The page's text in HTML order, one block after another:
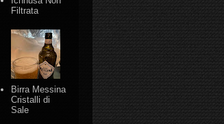
Filtrata
Birra Messina
Cristalli di
Sale